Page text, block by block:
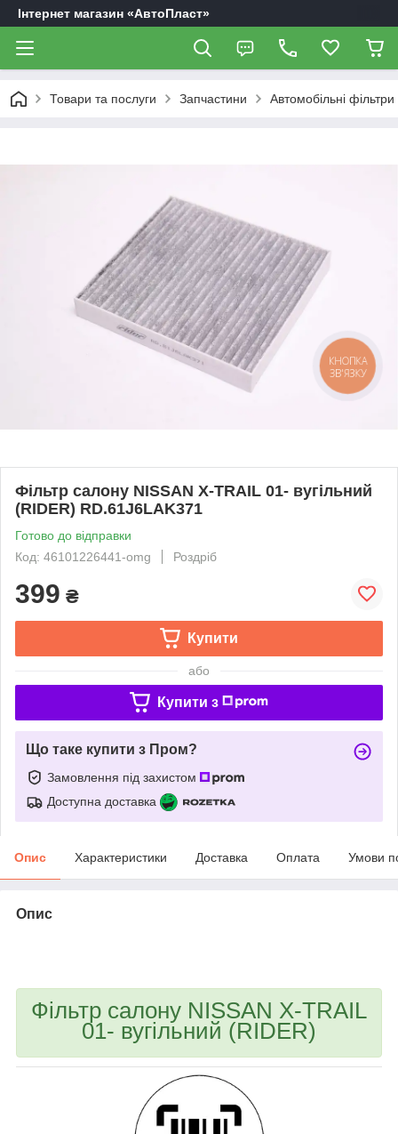
Інтернет магазин «АвтоПласт»
Товари та послуги Запчастини Автомобільні фільтри
Фільтр салону NISSAN X-TRAIL 01- вугільний
(RIDER) RD.61J6LAK371
Готово до відправки
Код: 46101226441-omg
Роздріб
399 ₴
Купити
або
Купити з
Що таке купити з Пром?
Замовлення під захистом
Доступна доставка
Опис Характеристики Доставка Оплата Умови
Опис
Фільтр салону NISSAN X-TRAIL
01- вугільний (RIDER)
КНОПКА
ЗВ'ЯЗКУ